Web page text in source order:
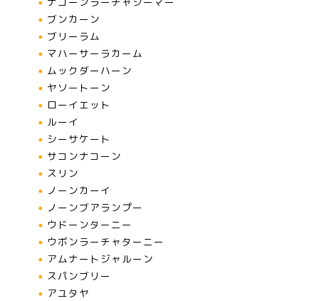
ブンカーン
ブリーラム
マハーサーラカーム
ムックダーハーン
ヤソートーン
ローイエット
ルーイ
シーサケート
サコンナコーン
スリン
ノーンカーイ
ノーンブアランプー
ウドーンターニー
ウボンラーチャターニー
アムナートジャルーン
スパンブリー
アユタヤ